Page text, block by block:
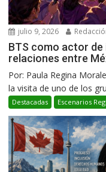
julio 9, 2026
BTS como actor
relaciones entre
Por: Paula Regina
la visita de uno de los
Destacadas Escenarios